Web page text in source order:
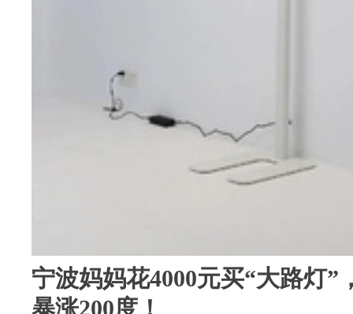
宁波妈妈花4000元买“大路灯”
暴涨200度！